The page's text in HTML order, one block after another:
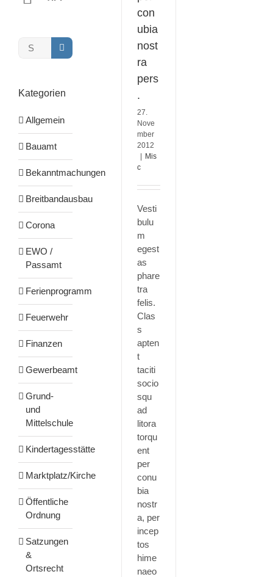
con
ubia
nost
ra
pers
.
27.
Nove
mber
2012
Mis
c
Vesti
bulu
m
egest
as
phare
tra
felis.
Clas
s
apten
t
taciti
socio
squ
ad
litora
torqu
ent
per
conu
bia
nostr
a, per
incep
tos
hime
naeo
Suche
Kategorien
Allgemein
Bauamt
Bekanntmachungen
Breitbandausbau
Corona
EWO /
Passamt
Ferienprogramm
Feuerwehr
Finanzen
Gewerbeamt
Grund-
und
Mittelschule
Kindertagesstätte
Marktplatz/Kirche
Öffentliche
Ordnung
Satzungen
&
Ortsrecht